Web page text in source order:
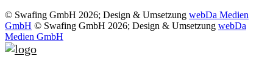
© Swafing GmbH 2026; Design & Umsetzung webDa Medien
GmbH © Swafing GmbH 2026; Design & Umsetzung webDa
Medien GmbH